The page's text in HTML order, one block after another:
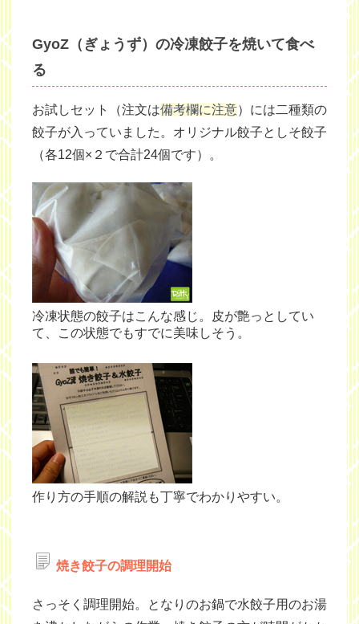
GyoZ（ぎょうず）の冷凍餃子を焼いて食べ
る
お試しセット（注文は備考欄に注意）には二種類の
餃子が入っていました。オリジナル餃子としそ餃子
（各12個×２で合計24個です）。
冷凍状態の餃子はこんな感じ。皮が艶っとしてい
て、この状態でもすでに美味しそう。
作り方の手順の解説も丁寧でわかりやすい。
焼き餃子の調理開始
さっそく調理開始。となりのお鍋で水餃子用のお湯